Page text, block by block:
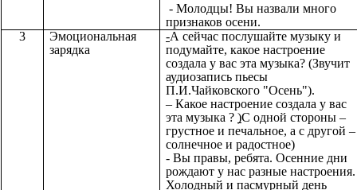
- Молодцы! Вы назвали много
признаков осени.
3
Эмоциональная
зарядка
-А сейчас послушайте музыку и
подумайте, какое настроение
создала у вас эта музыка? (Звучит
аудиозапись пьесы
П.И.Чайковского "Осень").
– Какое настроение создала у вас
эта музыка ? )С одной стороны –
грустное и печальное, а с другой –
солнечное и радостное)
- Вы правы, ребята. Осенние дни
рождают у нас разные настроения.
Холодный и пасмурный день